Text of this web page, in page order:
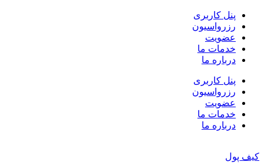
پنل کاربری
رزرواسیون
عضویت
خدمات ما
درباره ما
پنل کاربری
رزرواسیون
عضویت
خدمات ما
درباره ما
کیف پول